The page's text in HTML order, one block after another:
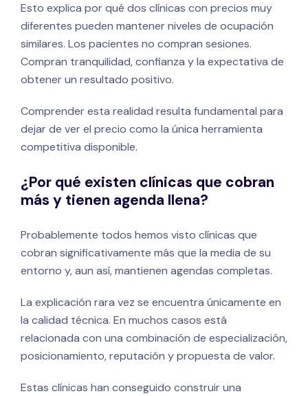
Esto explica por qué dos clínicas con precios muy
diferentes pueden mantener niveles de ocupación
similares. Los pacientes no compran sesiones.
Compran tranquilidad, confianza y la expectativa de
obtener un resultado positivo.
Comprender esta realidad resulta fundamental para
dejar de ver el precio como la única herramienta
competitiva disponible.
¿Por qué existen clínicas que cobran
más y tienen agenda llena?
Probablemente todos hemos visto clínicas que
cobran significativamente más que la media de su
entorno y, aun así, mantienen agendas completas.
La explicación rara vez se encuentra únicamente en
la calidad técnica. En muchos casos está
relacionada con una combinación de especialización,
posicionamiento, reputación y propuesta de valor.
Estas clínicas han conseguido construir una